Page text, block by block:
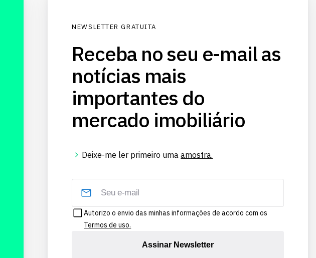
NEWSLETTER GRATUITA
Receba no seu e-mail as
notícias mais
importantes do
mercado imobiliário
Deixe-me ler primeiro umaamostra.
Autorizo o envio das minhas informações de acordo com os
Termos de uso.
Assinar Newsletter